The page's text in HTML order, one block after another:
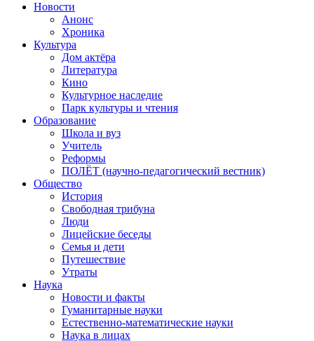
Новости
Анонс
Хроника
Культура
Дом актёра
Литература
Кино
Культурное наследие
Парк культуры и чтения
Образование
Школа и вуз
Учитель
Реформы
ПОЛЁТ (научно-педагогический вестник)
Общество
История
Свободная трибуна
Люди
Лицейские беседы
Семья и дети
Путешествие
Утраты
Наука
Новости и факты
Гуманитарные науки
Естественно-математические науки
Наука в лицах